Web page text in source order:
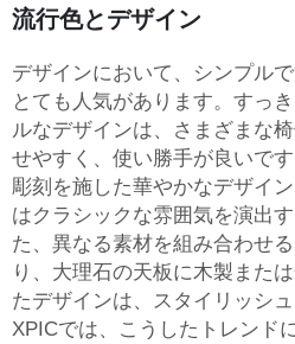
流行色とデザイン
デザインにおいて、シンプル
とても人気があります。すっ
ルなデザインは、さまざまな
せやすく、使い勝手が良いで
彫刻を施した華やかなデザイ
はクラシックな雰囲気を演出
た、異なる素材を組み合わせ
り、大理石の天板に木製また
たデザインは、スタイリッシ
XPICでは、こうしたトレンド